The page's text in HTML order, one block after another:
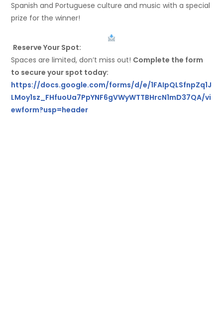
Spanish and Portuguese culture and music with a special
prize for the winner!
Reserve Your Spot:
Spaces are limited, don’t miss out! Complete the form
to secure your spot today:
https://docs.google.com/forms/d/e/1FAIpQLSfnpZq1J
LMoy1sz_FHfuoUa7PpYNF6gVWyWTTBHrcN1mD37QA/vi
ewform?usp=header